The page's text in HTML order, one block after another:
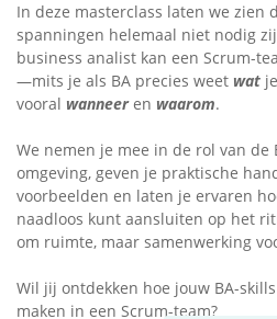
In deze masterclass laten we zien
spanningen helemaal niet nodig
business analist kan een Scrum-
—mits je als BA precies weet wat
vooral wanneeren waarom.
We nemen je mee in de rol van de
omgeving, geven je praktische
voorbeelden en laten je ervaren
naadloos kunt aansluiten op het
om ruimte, maar samenwerking
Wil jij ontdekken hoe jouw BA-
maken in een Scrum-team?